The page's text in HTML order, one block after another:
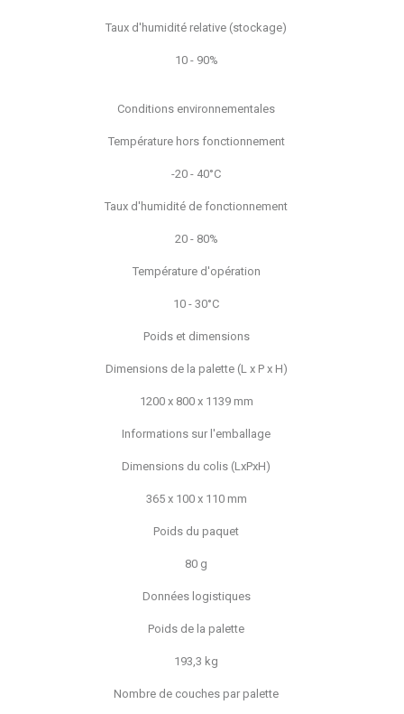
Taux d'humidité relative (stockage)
10 - 90%
Conditions environnementales
Température hors fonctionnement
-20 - 40°C
Taux d'humidité de fonctionnement
20 - 80%
Température d'opération
10 - 30°C
Poids et dimensions
Dimensions de la palette (L x P x H)
1200 x 800 x 1139 mm
Informations sur l'emballage
Dimensions du colis (LxPxH)
365 x 100 x 110 mm
Poids du paquet
80 g
Données logistiques
Poids de la palette
193,3 kg
Nombre de couches par palette